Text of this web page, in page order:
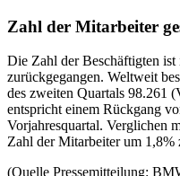
Zahl der Mitarbeiter
Die Zahl der Beschäftigten
zurückgegangen. Weltweit
des zweiten Quartals 98.261
entspricht einem Rückgang
Vorjahresquartal. Verglichen
Zahl der Mitarbeiter um 1,8%
(Quelle Pressemitteilung: